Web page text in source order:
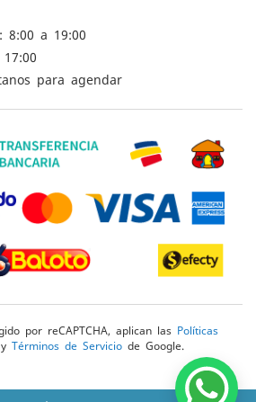
8:00 a 19:00
para agendar
por reCAPTCHA, aplican las Políticas
y Términos de Servicio de Google.